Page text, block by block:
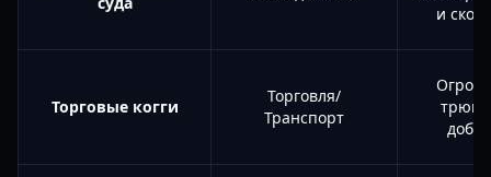
и
Торговые когги
Торговля/
Транспорт
трюм